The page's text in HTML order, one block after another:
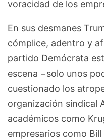
voracidad de los
En sus desmanes
cómplice, adentro y
partido Demócrata
escena −solo unos
cuestionado los
organización sindical
académicos como
empresarios como